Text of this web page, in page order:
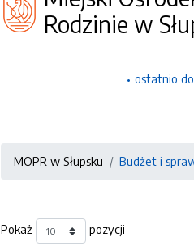
Rodzinie w
ostatnio
MOPR w Słupsku Budżet i
Pokaż pozycji